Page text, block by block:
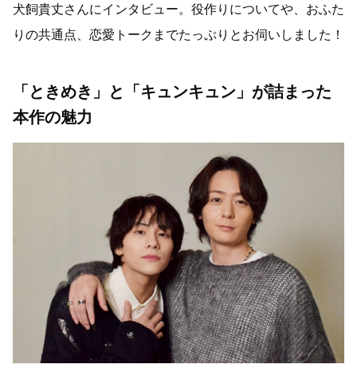
犬飼貴丈さんにインタビュー。役作りについてや、おふた
りの共通点、恋愛トークまでたっぷりとお伺いしました！
「ときめき」と「キュンキュン」が詰まった
本作の魅力